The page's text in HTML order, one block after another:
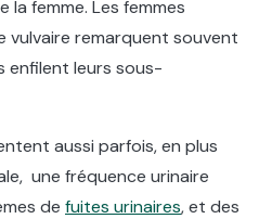
la femme. Les femmes
vulvaire remarquent souvent
enfilent leurs sous-
aussi parfois, en plus
une fréquence urinaire
de fuites urinaires, et des